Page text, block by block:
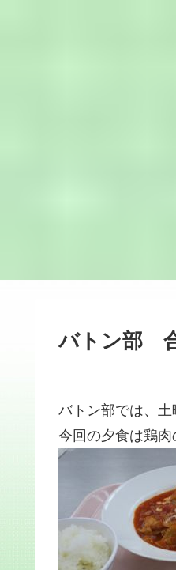
バトン部
バトン部では、土
今回の夕食は鶏肉